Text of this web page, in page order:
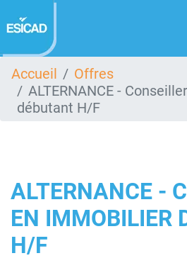
au
contenu
Accueil
Offres
ALTERNANCE -
débutant H/F
ALTERNANCE -
EN IMMOBILIER
H/F